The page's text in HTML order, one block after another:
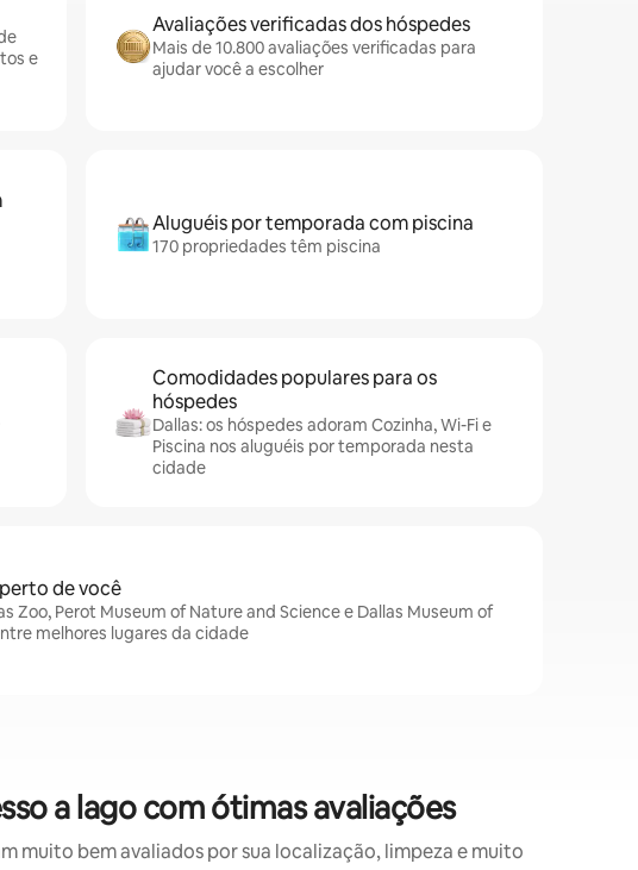
e
Avaliações verificadas dos hóspedes
Mais de 10.800 avaliações verificadas para
ajudar você a escolher
Aluguéis por temporada com piscina
170 propriedades têm piscina
Comodidades populares para os
hóspedes
Dallas: os hóspedes adoram Cozinha, Wi-Fi e
Piscina nos aluguéis por temporada nesta
cidade
de você
Zoo, Perot Museum of Nature and Science e Dallas Museum of
melhores lugares da cidade
a lago com ótimas avaliações
muito bem avaliados por sua localização, limpeza e muito